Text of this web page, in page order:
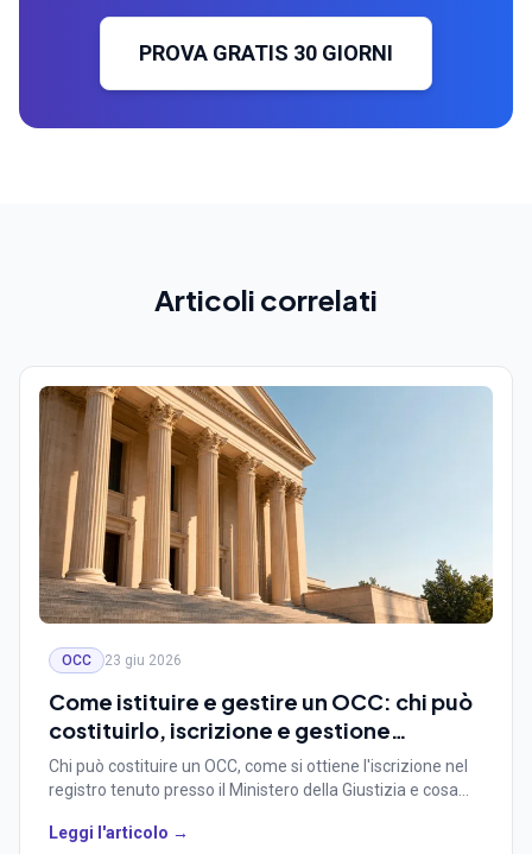
PROVA GRATIS 30 GIORNI
Articoli correlati
OCC 23 giu 2026
Come istituire e gestire un OCC: chi può
costituirlo, iscrizione e gestione
operativa
Chi può costituire un OCC, come si ottiene l'iscrizione nel
registro tenuto presso il Ministero della Giustizia e cosa
commercio ed enti che valutano di aprire un organismo.
Leggi l'articolo →